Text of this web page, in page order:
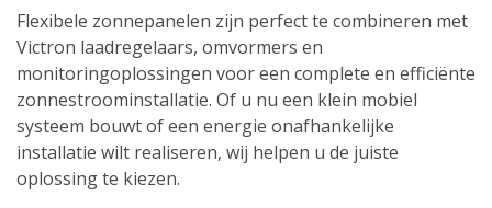
Flexibele zonnepanelen zijn perfect te combineren met
Victron laadregelaars, omvormers en
monitoringoplossingen voor een complete en efficiënte
zonnestroominstallatie. Of u nu een klein mobiel
systeem bouwt of een energie onafhankelijke
installatie wilt realiseren, wij helpen u de juiste
oplossing te kiezen.